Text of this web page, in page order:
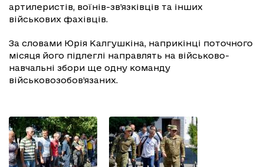
артилеристів, воїнів-зв’язківців та інших
військових фахівців.
За словами Юрія Калгушкіна, наприкінці поточного
місяця його підлеглі направлять на військово-
навчальні збори ще одну команду
військовозобов’язаних.